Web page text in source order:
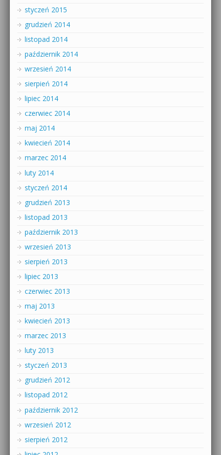
styczeń 2015
grudzień 2014
listopad 2014
październik 2014
wrzesień 2014
sierpień 2014
lipiec 2014
czerwiec 2014
maj 2014
kwiecień 2014
marzec 2014
luty 2014
styczeń 2014
grudzień 2013
listopad 2013
październik 2013
wrzesień 2013
sierpień 2013
lipiec 2013
czerwiec 2013
maj 2013
kwiecień 2013
marzec 2013
luty 2013
styczeń 2013
grudzień 2012
listopad 2012
październik 2012
wrzesień 2012
sierpień 2012